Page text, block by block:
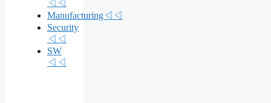
◁◁
Manufacturing◁◁
Security
◁◁
SW
◁◁